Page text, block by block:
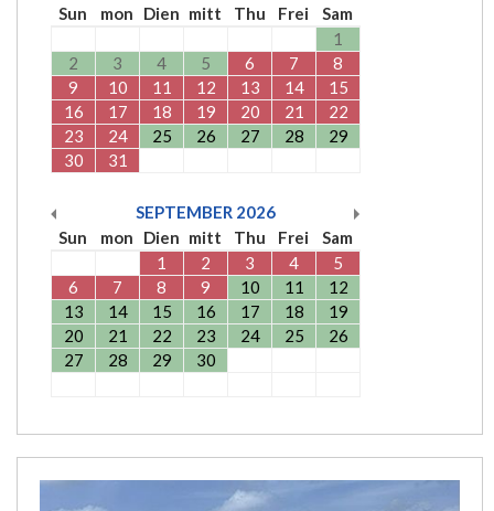
Sun
mon Dien mitt Thu Frei
Sam
1
2
3 4 5 6 7
8
9
10 11 12 13 14
15
16
17 18 19 20 21
22
23
24 25 26 27 28
29
30
31
SEPTEMBER 2026
Sun
mon Dien mitt Thu Frei
Sam
1
2 3 4
5
6
7 8 9 10 11
12
13
14 15 16 17 18
19
20
21 22 23 24 25
26
27
28 29 30